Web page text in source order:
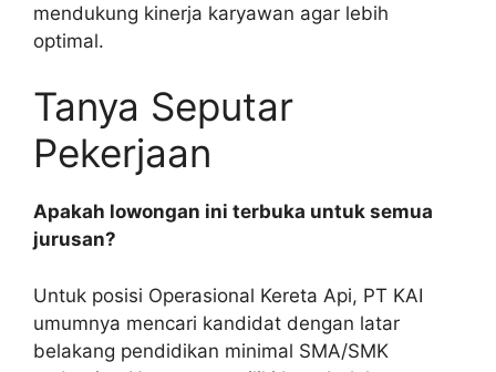
mendukung kinerja karyawan agar lebih
optimal.
Tanya Seputar
Pekerjaan
Apakah lowongan ini terbuka untuk semua
jurusan?
Untuk posisi Operasional Kereta Api, PT KAI
umumnya mencari kandidat dengan latar
belakang pendidikan minimal SMA/SMK